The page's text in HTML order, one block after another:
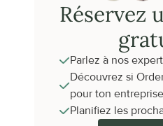
Réservez
Parlez à nos
Découvrez si
pour ton entreprise
Planifiez les